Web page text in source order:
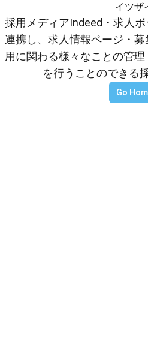
イツザ
採用メディアIndeed・求人
連携し、求人情報ページ・
用に関わる様々なことの管
を行うことのできる
Go